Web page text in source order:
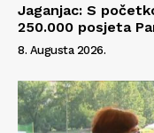
Jaganjac: S
250.000 posjeta
8. Augusta 2026.